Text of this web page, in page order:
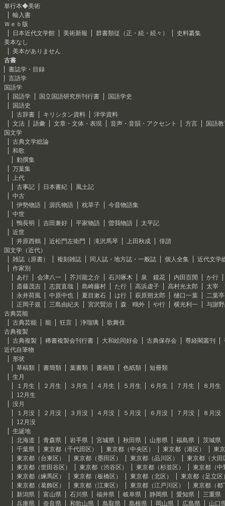
単行本◆美術
輸入書
Ｗｅｂ版
日本近代文学館
美術新報 群書類従（正・続・続々）
史料纂集
美本なし
美本がありません
古書
書誌学・目録
言語学
国語学
国語学
国立国語研究所刊行書
国語学史
国語史
古辞書
キリシタン資料
洋学資料
文法
語彙 文章・文体・表現 音声・音韻・アクセント 方言
国語
国文学
古典文学総論
和歌
勅撰集
万葉集
上代
古事記
日本書紀
風土記
中古
伊勢物語
源氏物語 枕草子
今昔物語集
中世
鴨長明
吉田兼好 平家物語 曽我物語
太平記
近世
井原西鶴
近松門左衛門 滝沢馬琴 上田秋成
俳諧
国文学（近代）
雑誌（原書）
複刻雑誌 同人誌・地方誌・一般誌 個人全集
近代文学
作家別
あ行
会津八一 芥川龍之介 石川啄木 泉 鏡花 内田百閒
か行
斎藤茂吉
志賀直哉 島崎藤村 た行 高浜虚子 高村光太郎
太宰
永井荷風
中原中也 夏目漱石 は行 萩原朔太郎 樋口一葉
二葉
正岡子規
三島由紀夫 宮沢賢治 森 鴎外 や行 横光利一
与謝
古典芸能
古典芸能
能 狂言 浄瑠璃
歌舞伎
古典複製
古典複製
稀書複製会刊行書 大和絵同好会 古典保存会 尊経閣叢刊
近代自筆物
形状
草稿類
書簡類 葉書類 書画類 色紙類
短冊類
生月
１月生
２月生 ３月生 ４月生 ５月生 ６月生 ７月生
８月生
12月生
没月
１月没
２月没 ３月没 ４月没 ５月没 ６月没 ７月没
８月没
12月没
生誕地
北海道
青森県 岩手県 宮城県 秋田県 山形県 福島県
茨城県
千葉県
東京都（千代田区） 東京都（中央区） 東京都（港区）
東
東京都（台東区）
東京都（墨田区） 東京都（品川区）
東京都（大田
東京都（世田谷区）
東京都（渋谷区） 東京都（杉並区）
東京都（中
東京都（練馬区）
東京都（板橋区） 東京都（北区）
東京都（足立区
東京都（葛飾区）
東京都（江東区） 東京都（江戸川区）
東京都（都
新潟県
富山県 石川県 福井県 岐阜県 静岡県 愛知県
三重県
兵庫県
奈良県 和歌山県 鳥取県 島根県 岡山県 広島県
山口